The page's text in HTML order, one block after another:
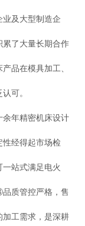
及大型制造企
累了大量长期合作
品在模具加工、
可。
年精密机床设计
经得起市场检
站式满足电火
质管控严格，售
加工需求，是深耕